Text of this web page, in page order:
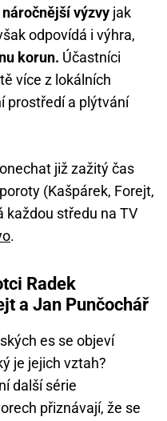
výzvy jak
odpovídá i výhra,
korun. Účastníci
více z lokálních
prostředí a plýtvání
již zažitý čas
(Kašpárek, Forejt,
každou středu na TV
.
Radek
a Jan Punčochář
es se objeví
je jejich vztah?
další série
přiznávají, že se